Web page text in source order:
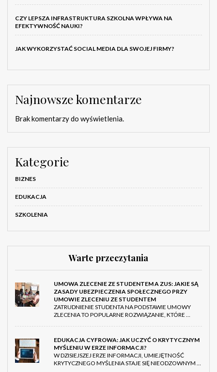
CZY LEPSZA INFRASTRUKTURA SZKOLNA WPŁYWA NA
EFEKTYWNOŚĆ NAUKI?
JAK WYKORZYSTAĆ SOCIAL MEDIA DLA SWOJEJ FIRMY?
Najnowsze komentarze
Brak komentarzy do wyświetlenia.
Kategorie
BIZNES
EDUKACJA
SZKOLENIA
Warte przeczytania
UMOWA ZLECENIE ZE STUDENTEM A ZUS: JAKIE SĄ
ZASADY UBEZPIECZENIA SPOŁECZNEGO PRZY
UMOWIE ZLECENIU ZE STUDENTEM
ZATRUDNIENIE STUDENTA NA PODSTAWIE UMOWY
ZLECENIA TO POPULARNE ROZWIĄZANIE, KTÓRE …
EDUKACJA CYFROWA: JAK UCZYĆ O KRYTYCZNYM
MYŚLENIU W ERZE INFORMACJI?
W DZISIEJSZEJ ERZE INFORMACJI, UMIEJĘTNOŚĆ
KRYTYCZNEGO MYŚLENIA STAJE SIĘ NIEODZOWNYM …